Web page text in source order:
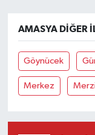
AMASYA DIĞER
Göynücek
Merkez